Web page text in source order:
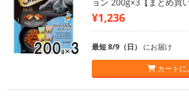
ョン 200g×3【まとめ買い
¥1,236
最短 8/9（日） にお届け
カートに